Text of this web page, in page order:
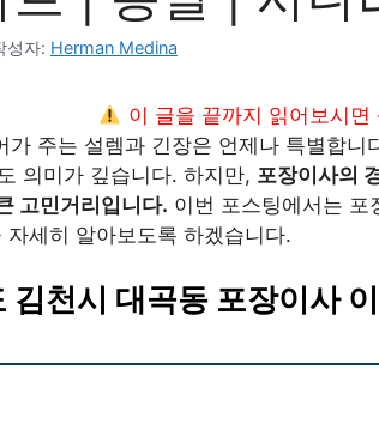
성자: Herman Medina
이 글을 끝까지 읽어보시면
가 주는 설렘과 긴장은 언제나 특별합
의미가 깊습니다. 하지만, 포장이사의
고민거리입니다. 이번 포스팅에서는 포
자세히 알아보도록 하겠습니다.
김천시 대곡동 포장이사